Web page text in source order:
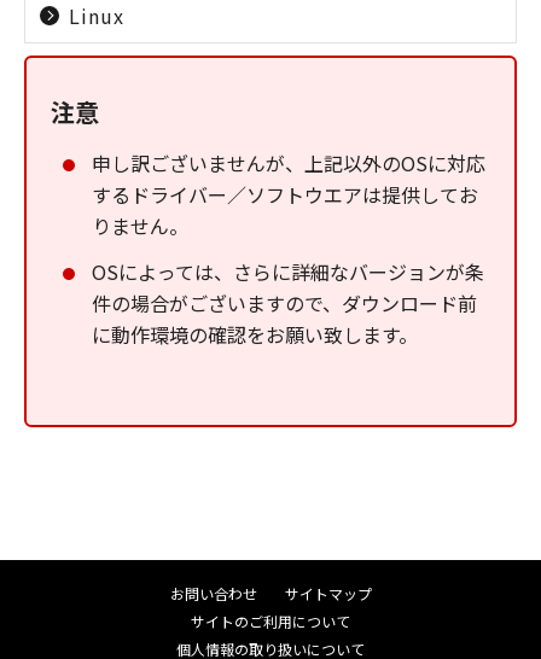
Linux
注意
申し訳ございませんが、上記以外のOSに対応
するドライバー／ソフトウエアは提供してお
りません。
OSによっては、さらに詳細なバージョンが条
件の場合がございますので、ダウンロード前
に動作環境の確認をお願い致します。
お問い合わせ
サイトマップ
サイトのご利用について
個人情報の取り扱いについて